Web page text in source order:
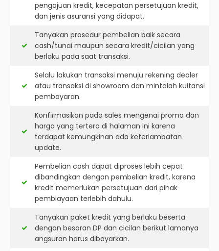
pengajuan kredit, kecepatan persetujuan kredit,
dan jenis asuransi yang didapat.
Tanyakan prosedur pembelian baik secara
cash/tunai maupun secara kredit/cicilan yang
berlaku pada saat transaksi.
Selalu lakukan transaksi menuju rekening dealer
atau transaksi di showroom dan mintalah kuitansi
pembayaran.
Konfirmasikan pada sales mengenai promo dan
harga yang tertera di halaman ini karena
terdapat kemungkinan ada keterlambatan
update.
Pembelian cash dapat diproses lebih cepat
dibandingkan dengan pembelian kredit, karena
kredit memerlukan persetujuan dari pihak
pembiayaan terlebih dahulu.
Tanyakan paket kredit yang berlaku beserta
dengan besaran DP dan cicilan berikut lamanya
angsuran harus dibayarkan.